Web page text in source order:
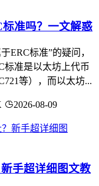
准吗？一文解惑
ERC标准”的疑问，
标准是以太坊上代币
等），而以太坊...
2026-08-09
手超详细图文教